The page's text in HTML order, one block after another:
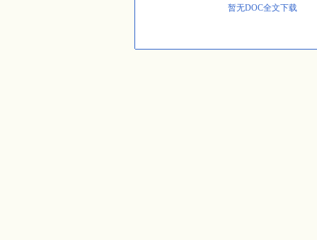
暂无DOC全文下载